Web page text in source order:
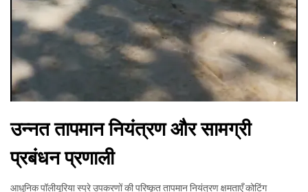
उन्नत तापमान नियंत्रण और सामग्री
प्रबंधन प्रणाली
आधुनिक पॉलीयूरिया स्प्रे उपकरणों की परिष्कृत तापमान नियंत्रण क्षमताएँ कोटिंग